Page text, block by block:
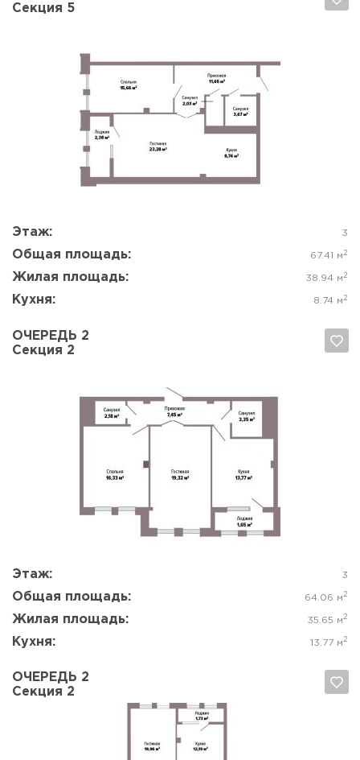
Секция 5
Этаж: 3
Общая площадь: 67.41 м 2
Жилая площадь: 38.94 м 2
Кухня: 8.74 м 2
ОЧЕРЕДЬ 2
Секция 2
Этаж: 3
Общая площадь: 64.06 м 2
Жилая площадь: 35.65 м 2
Кухня: 13.77 м 2
ОЧЕРЕДЬ 2
Секция 2